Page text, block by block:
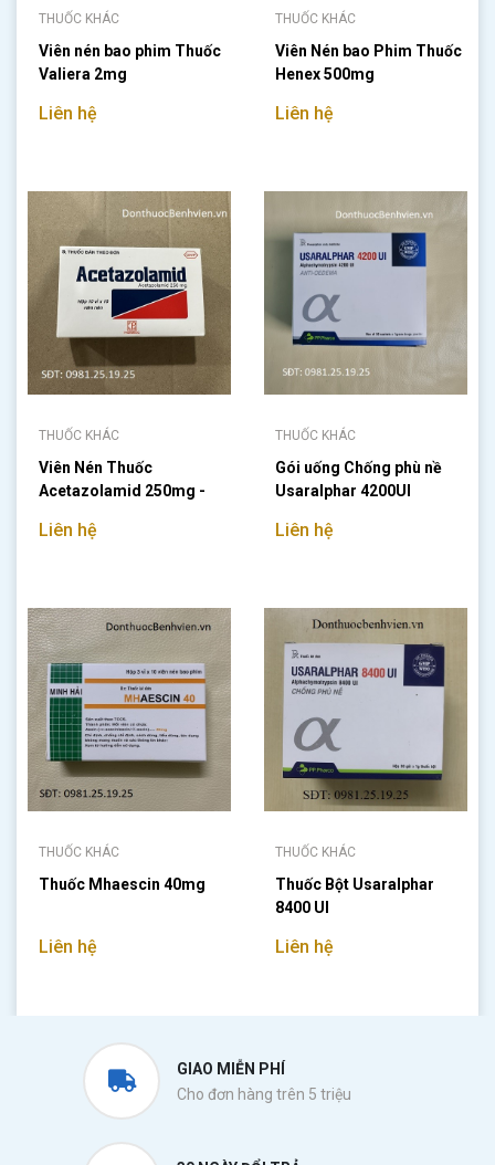
THUỐC KHÁC
Viên nén bao phim Thuốc
Valiera 2mg
Liên hệ
THUỐC KHÁC
Viên Nén bao Phim Thuốc
Henex 500mg
Liên hệ
THUỐC KHÁC
Viên Nén Thuốc
Acetazolamid 250mg -
Liên hệ
THUỐC KHÁC
Gói uống Chống phù nề
Usaralphar 4200UI
Liên hệ
THUỐC KHÁC
Thuốc Mhaescin 40mg
Liên hệ
THUỐC KHÁC
Thuốc Bột Usaralphar
8400 UI
Liên hệ
GIAO MIỄN PHÍ
Cho đơn hàng trên 5 triệu